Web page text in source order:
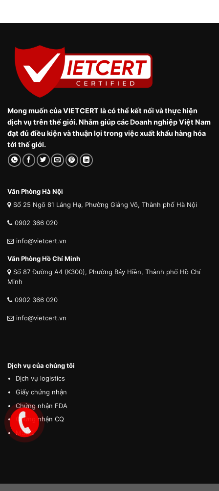
Mong muốn của VIETCERT là có thể kết nối và thực hiện
dịch vụ trên thế giới. Nhằm giúp các Doanh nghiệp Việt Nam
đạt đủ điều kiện và thuận lợi trong việc xuất khẩu hàng hóa
tới thế giới.
Văn Phòng Hà Nội
Số 25 Ngõ 81 Láng Hạ, Phường Giảng Võ, Thành phố Hà Nội
0902 366 020
info@vietcert.vn
Văn Phòng Hồ Chí Minh
Số 87 Đường A4 (K300), Phường Bảy Hiền, Thành phố Hồ Chí
Minh
0902 366 020
info@vietcert.vn
Dịch vụ của chúng tôi
Dịch vụ logistics
Giấy chứng nhận
Chứng nhận FDA
Chứng nhận CQ
MSDS